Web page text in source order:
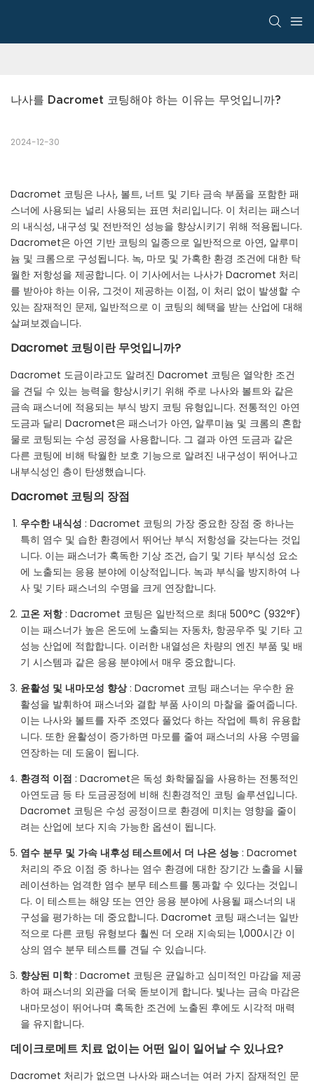
나사를 Dacromet 코팅해야 하는 이유는 무엇입니까?
2024-12-30
Dacromet 코팅은 나사, 볼트, 너트 및 기타 금속 부품을 포함한 패
스너에 사용되는 널리 사용되는 표면 처리입니다. 이 처리는 패스너
의 내식성, 내구성 및 전반적인 성능을 향상시키기 위해 적용됩니다.
Dacromet은 아연 기반 코팅의 일종으로 일반적으로 아연, 알루미
늄 및 크롬으로 구성됩니다. 녹, 마모 및 가혹한 환경 조건에 대한 탁
월한 저항성을 제공합니다. 이 기사에서는 나사가 Dacromet 처리
를 받아야 하는 이유, 그것이 제공하는 이점, 이 처리 없이 발생할 수
있는 잠재적인 문제, 일반적으로 이 코팅의 혜택을 받는 산업에 대해
살펴보겠습니다.
Dacromet 코팅이란 무엇입니까?
Dacromet 도금이라고도 알려진 Dacromet 코팅은 열악한 조건
을 견딜 수 있는 능력을 향상시키기 위해 주로 나사와 볼트와 같은
금속 패스너에 적용되는 부식 방지 코팅 유형입니다. 전통적인 아연
도금과 달리 Dacromet은 패스너가 아연, 알루미늄 및 크롬의 혼합
물로 코팅되는 수성 공정을 사용합니다. 그 결과 아연 도금과 같은
다른 코팅에 비해 탁월한 보호 기능으로 알려진 내구성이 뛰어나고
내부식성인 층이 탄생했습니다.
Dacromet 코팅의 장점
우수한 내식성 : Dacromet 코팅의 가장 중요한 장점 중 하나는
특히 염수 및 습한 환경에서 뛰어난 부식 저항성을 갖는다는 것입
니다. 이는 패스너가 혹독한 기상 조건, 습기 및 기타 부식성 요소
에 노출되는 응용 분야에 이상적입니다. 녹과 부식을 방지하여 나
사 및 기타 패스너의 수명을 크게 연장합니다.
고온 저항 : Dacromet 코팅은 일반적으로 최대 500°C (932°F)
이는 패스너가 높은 온도에 노출되는 자동차, 항공우주 및 기타 고
성능 산업에 적합합니다. 이러한 내열성은 차량의 엔진 부품 및 배
기 시스템과 같은 응용 분야에서 매우 중요합니다.
윤활성 및 내마모성 향상 : Dacromet 코팅 패스너는 우수한 윤
활성을 발휘하여 패스너와 결합 부품 사이의 마찰을 줄여줍니다.
이는 나사와 볼트를 자주 조였다 풀었다 하는 작업에 특히 유용합
니다. 또한 윤활성이 증가하면 마모를 줄여 패스너의 사용 수명을
연장하는 데 도움이 됩니다.
환경적 이점 : Dacromet은 독성 화학물질을 사용하는 전통적인
아연도금 등 타 도금공정에 비해 친환경적인 코팅 솔루션입니다.
Dacromet 코팅은 수성 공정이므로 환경에 미치는 영향을 줄이
려는 산업에 보다 지속 가능한 옵션이 됩니다.
염수 분무 및 가속 내후성 테스트에서 더 나은 성능 : Dacromet
처리의 주요 이점 중 하나는 염수 환경에 대한 장기간 노출을 시뮬
레이션하는 엄격한 염수 분무 테스트를 통과할 수 있다는 것입니
다. 이 테스트는 해양 또는 연안 응용 분야에 사용될 패스너의 내
구성을 평가하는 데 중요합니다. Dacromet 코팅 패스너는 일반
적으로 다른 코팅 유형보다 훨씬 더 오래 지속되는 1,000시간 이
상의 염수 분무 테스트를 견딜 수 있습니다.
향상된 미학 : Dacromet 코팅은 균일하고 심미적인 마감을 제공
하여 패스너의 외관을 더욱 돋보이게 합니다. 빛나는 금속 마감은
내마모성이 뛰어나며 혹독한 조건에 노출된 후에도 시각적 매력
을 유지합니다.
데이크로메트 치료 없이는 어떤 일이 일어날 수 있나요?
Dacromet 처리가 없으면 나사와 패스너는 여러 가지 잠재적인 문